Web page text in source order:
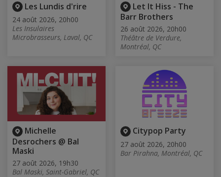
Les Lundis d'rire
24 août 2026, 20h00
Les Insulaires
Microbrasseurs, Laval, QC
Let It Hiss - The
Barr Brothers
26 août 2026, 20h00
Théâtre de Verdure,
Montréal, QC
Michelle
Desrochers @ Bal
Maski
27 août 2026, 19h30
Bal Maski, Saint-Gabriel, QC
Citypop Party
27 août 2026, 20h00
Bar Pirahna, Montréal, QC